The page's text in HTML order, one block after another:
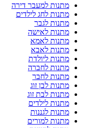
מתנות למעבר דירה
מתנות לחג לילדים
מתנות לגבר
מתנות לאישה
מתנות לאמא
מתנות לאבא
מתנות ליולדת
מתנות לחברה
מתנות לחבר
מתנות לבן זוג
מתנות לבת זוג
מתנות לילדים
מתנות לגננות
מתנות למורים